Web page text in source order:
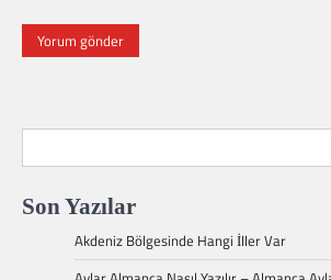
Son Yazılar
Akdeniz Bölgesinde Hangi İller Var